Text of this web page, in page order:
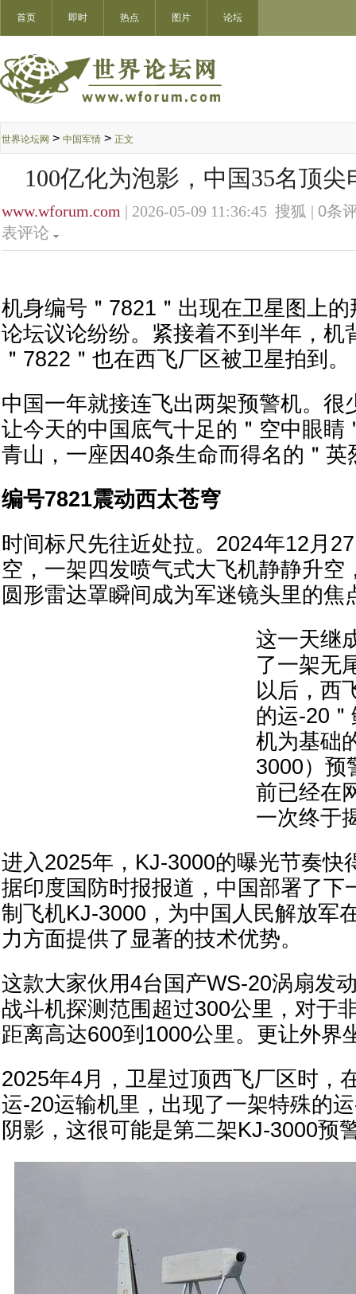
首页 即时 热点 图片 论坛
世界论坛网 > 中国军情 > 正文
100亿化为泡影，中国35名顶
www.wforum.com | 2026-05-09 11:36:45 搜狐 | 0条
表评论
机身编号＂7821＂出现在卫星图上
论坛议论纷纷。紧接着不到半年，机
＂7822＂也在西飞厂区被卫星拍到。
中国一年就接连飞出两架预警机。很
让今天的中国底气十足的＂空中眼睛
青山，一座因40条生命而得名的＂英
编号7821震动西太苍穹
时间标尺先往近处拉。2024年12月
空，一架四发喷气式大飞机静静升空
圆形雷达罩瞬间成为军迷镜头里的焦
这一天继
了一架无
以后，西
的运-20
机为基础
3000）预
前已经在
一次终于
进入2025年，KJ-3000的曝光节奏快
据印度国防时报报道，中国部署了下
制飞机KJ-3000，为中国人民解放军
力方面提供了显著的技术优势。
这款大家伙用4台国产WS-20涡扇发
战斗机探测范围超过300公里，对于
距离高达600到1000公里。更让外界
2025年4月，卫星过顶西飞厂区时，
运-20运输机里，出现了一架特殊的
阴影，这很可能是第二架KJ-3000预